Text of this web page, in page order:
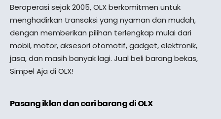
Beroperasi sejak 2005, OLX berkomitmen untuk
menghadirkan transaksi yang nyaman dan mudah,
dengan memberikan pilihan terlengkap mulai dari
mobil, motor, aksesori otomotif, gadget, elektronik,
jasa, dan masih banyak lagi. Jual beli barang bekas,
Simpel Aja di OLX!
Pasang iklan dan cari barang di OLX